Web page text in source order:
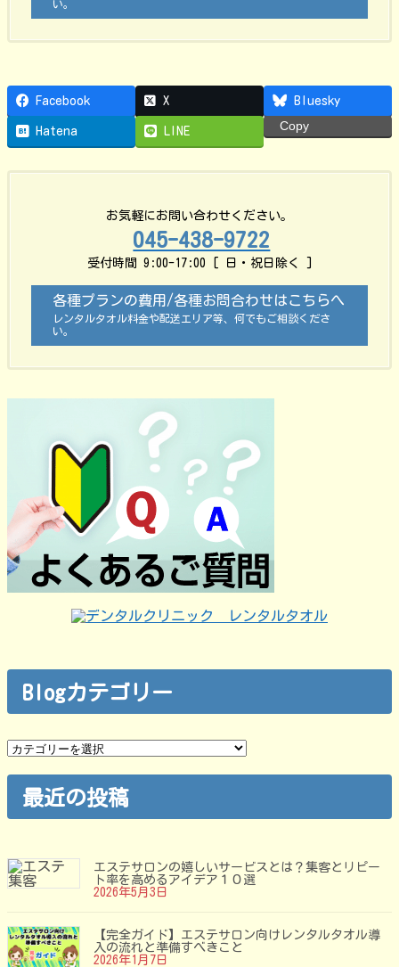
い。
Facebook X Bluesky
Hatena LINE Copy
お気軽にお問い合わせください。
045-438-9722
受付時間 9:00-17:00 [ 日・祝日除く ]
各種プランの費用/各種お問合わせはこちらへ
レンタルタオル料金や配送エリア等、何でもご相談くださ
い。
Blogカテゴリー
Blog
カ
テ
ー
最近の投稿
エステサロンの嬉しいサービスとは？集客とリピー
ト率を高めるアイデア１０選
2026年5月3日
【完全ガイド】エステサロン向けレンタルタオル導
入の流れと準備すべきこと
2026年1月7日